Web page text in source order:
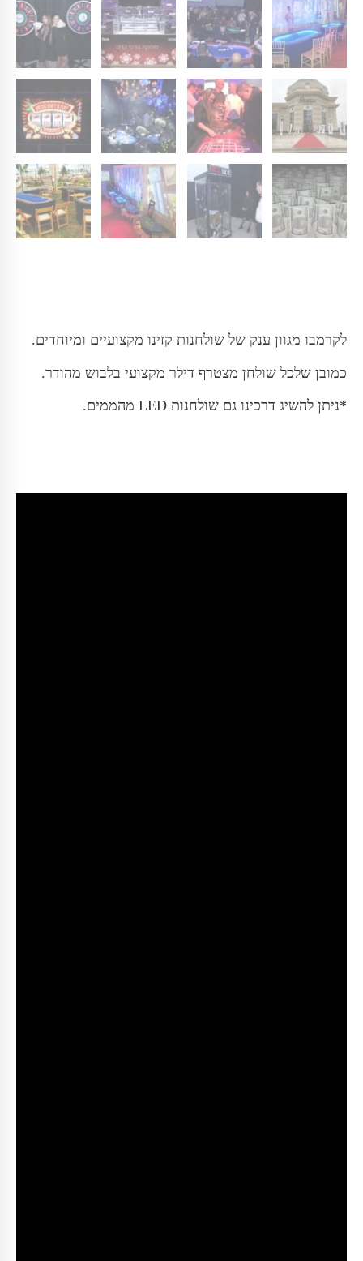
לקרמבו מגוון ענק של שולחנות קזינו מקצועיים ומיוחדים.
כמובן שלכל שולחן מצטרף דילר מקצועי בלבוש מהודר.
*ניתן להשיג דרכינו גם שולחנות LED מהממים.